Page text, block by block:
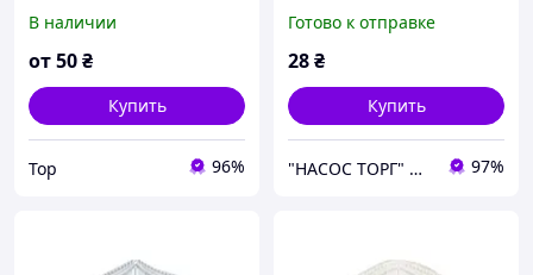
В наличии
от50₴
Купить
Top 96%
без клапана ТМ SIGMA
Готово к отправке
28₴
Купить
"НАСОС ТОРГ" Насосное оборудование, инструменты, освещение 97%